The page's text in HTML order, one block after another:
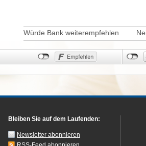
Würde Bank weiterempfehlen
Bleiben Sie auf dem Laufenden:
Newsletter abonnieren